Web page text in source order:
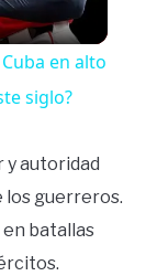
en alto
siglo?
y autoridad
los guerreros.
en batallas